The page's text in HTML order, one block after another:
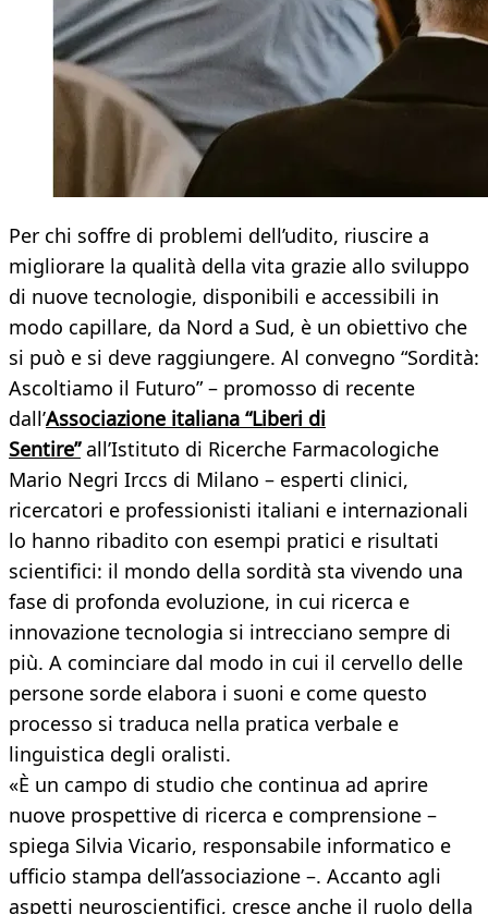
Per chi soffre di problemi dell’udito, riuscire a
migliorare la qualità della vita grazie allo sviluppo
di nuove tecnologie, disponibili e accessibili in
modo capillare, da Nord a Sud, è un obiettivo che
si può e si deve raggiungere. Al convegno “Sordità:
Ascoltiamo il Futuro” – promosso di recente
dall’Associazione italiana “Liberi di
Sentire”all’Istituto di Ricerche Farmacologiche
Mario Negri Irccs di Milano – esperti clinici,
ricercatori e professionisti italiani e internazionali
lo hanno ribadito con esempi pratici e risultati
scientifici: il mondo della sordità sta vivendo una
fase di profonda evoluzione, in cui ricerca e
innovazione tecnologia si intrecciano sempre di
più. A cominciare dal modo in cui il cervello delle
persone sorde elabora i suoni e come questo
processo si traduca nella pratica verbale e
linguistica degli oralisti.
«È un campo di studio che continua ad aprire
nuove prospettive di ricerca e comprensione –
spiega Silvia Vicario, responsabile informatico e
ufficio stampa dell’associazione –. Accanto agli
aspetti neuroscientifici, cresce anche il ruolo della